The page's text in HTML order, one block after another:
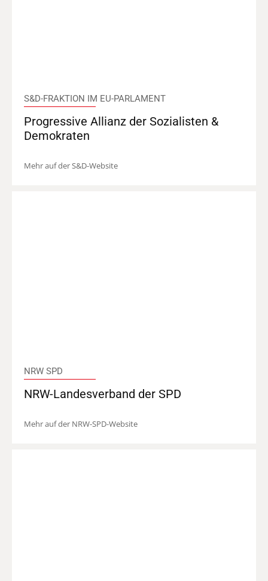
S&D-FRAKTION IM EU-PARLAMENT
Progressive Allianz der Sozialisten &
Demokraten
Mehr auf der S&D-Website
NRW SPD
NRW-Landesverband der SPD
Mehr auf der NRW-SPD-Website